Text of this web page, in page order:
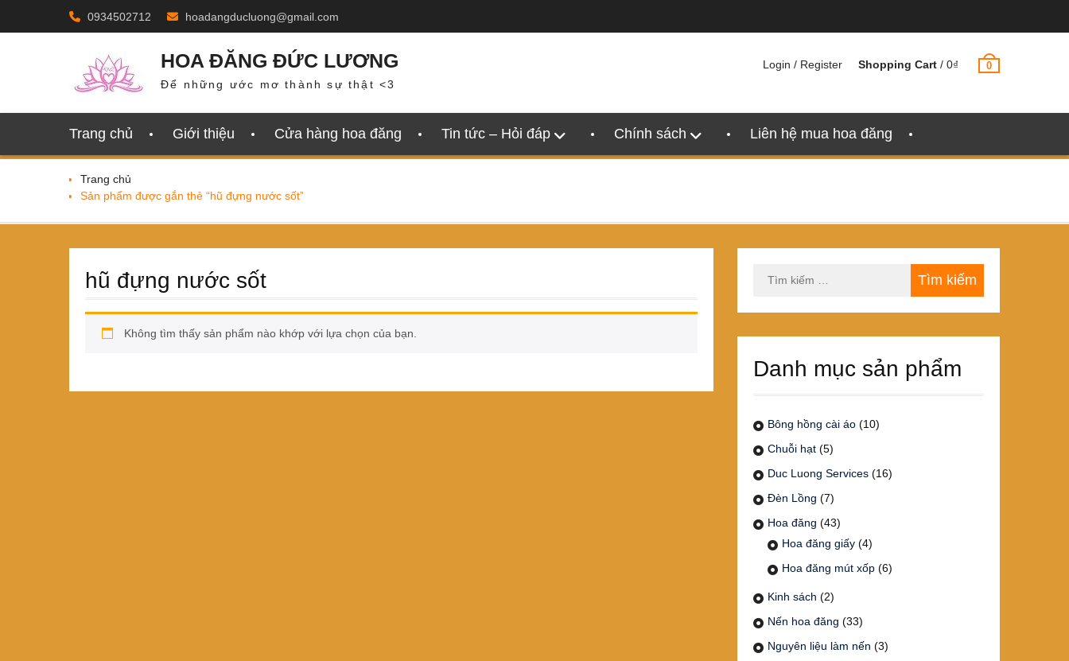
0934502712 hoadangducluong@gmail.com
HOA ĐĂNG ĐỨC LƯƠNG
Để những ước mơ thành sự thật <3
Login / Register Shopping Cart / 0₫ 0
Trang chủ Giới thiệu Cửa hàng hoa đăng Tin tức – Hỏi đáp Chính sách Liên hệ mua hoa đăng
Trang chủ
Sản phẩm được gắn thẻ “hũ đựng nước sốt”
hũ đựng nước sốt
Không tìm thấy sản phẩm nào khớp với lựa chọn của bạn.
kiếm
Danh mục sản phẩm
Bông hồng cài áo (10)
Chuỗi hạt (5)
Duc Luong Services (16)
Đèn Lồng (7)
Hoa đăng (43)
Hoa đăng giấy (4)
Hoa đăng mút xốp (6)
Kinh sách (2)
Nến hoa đăng (33)
Nguyên liệu làm nến (3)